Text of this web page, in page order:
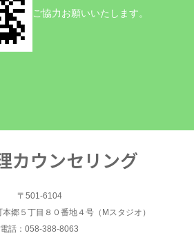
ご協力お願いいたします。
カウンセリング
〒501-6104
郷５丁目８０番地４号（Mスタジオ）
電話：058-388-8063